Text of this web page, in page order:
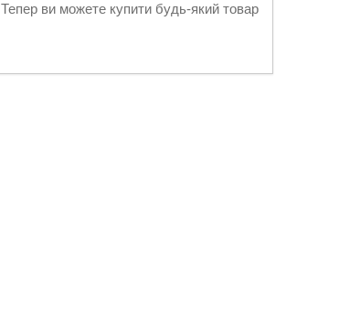
Тепер ви можете купити будь-який товар